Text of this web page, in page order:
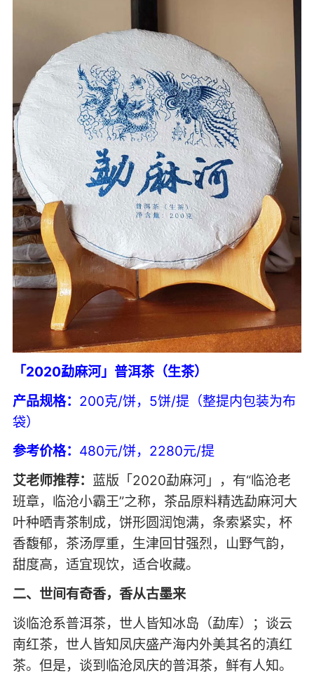
「2020勐麻河」普洱茶（生茶）
产品规格： 200克/饼，5饼/提（整提内包装为布
袋）
参考价格： 480元/饼，2280元/提
艾老师推荐： 蓝版「2020勐麻河」，有“临沧老
班章，临沧小霸王”之称，茶品原料精选勐麻河大
叶种晒青茶制成，饼形圆润饱满，条索紧实，杯
香馥郁，茶汤厚重，生津回甘强烈，山野气韵，
甜度高，适宜现饮，适合收藏。
二、世间有奇香，香从古墨来
谈临沧系普洱茶，世人皆知冰岛（勐库）；谈云
南红茶，世人皆知凤庆盛产海内外美其名的滇红
茶。但是，谈到临沧凤庆的普洱茶，鲜有人知。